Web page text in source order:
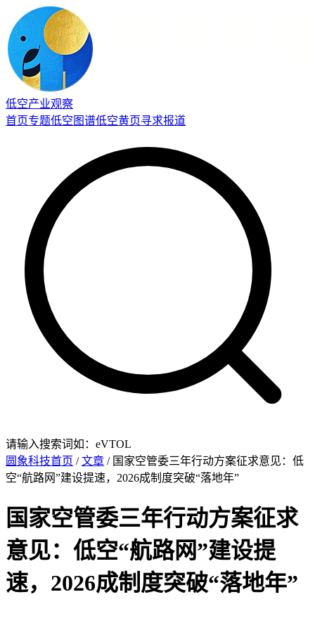
低空产业观察
首页专题低空图谱低空黄页寻求报道
请输入搜索词如：eVTOL
圆象科技首页 /文章 / 国家空管委三年行动方案征求意见：低
空“航路网”建设提速，2026成制度突破“落地年”
国家空管委三年行动方案征求
意见：低空“航路网”建设提
速，2026成制度突破“落地年”